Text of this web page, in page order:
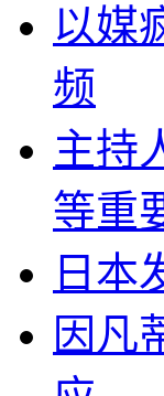
以媒
频
主持
等重
日本
因凡